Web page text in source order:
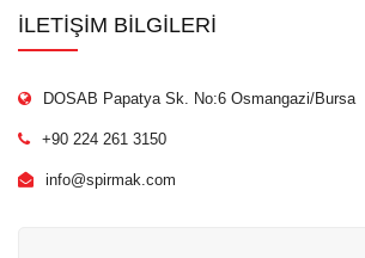
İLETİŞİM BİLGİLERİ
DOSAB Papatya Sk. No:6 Osmangazi/Bursa
+90 224 261 3150
info@spirmak.com